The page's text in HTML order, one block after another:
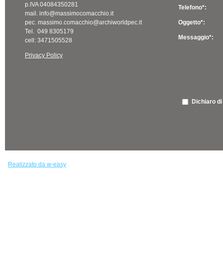
p.IVA 04084350281
mail. info@massimocomacchio.it
pec. massimo.comacchio@archiworldpec.it
Tel. 049 8305179
cell: 3471505528
Privacy Policy
Telefono*:
Oggetto*:
Messaggio*:
Dichiaro
Realizzato da w-easy